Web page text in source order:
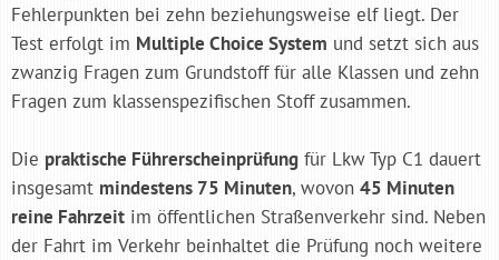
Fehlerpunkten bei zehn beziehungsweise elf liegt. Der
Test erfolgt im Multiple Choice System und setzt sich aus
zwanzig Fragen zum Grundstoff für alle Klassen und zehn
Fragen zum klassenspezifischen Stoff zusammen.
Die praktische Führerscheinprüfung für Lkw Typ C1 dauert
insgesamt mindestens 75 Minuten, wovon 45 Minuten
reine Fahrzeit im öffentlichen Straßenverkehr sind. Neben
der Fahrt im Verkehr beinhaltet die Prüfung noch weitere